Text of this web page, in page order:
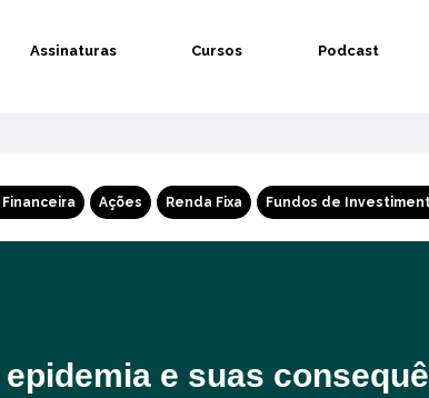
Assinaturas Cursos Podcast
Ações Renda Fixa Fundos de
e suas